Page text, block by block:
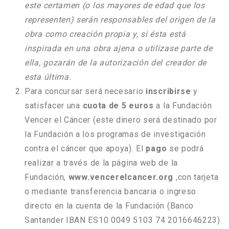
este certamen (o los mayores de edad que los
representen) serán responsables del origen de la
obra como creación propia y, si ésta está
inspirada en una obra ajena o utilizase parte de
ella, gozarán de la autorización del creador de
esta última.
Para concursar será necesario inscribirse y
satisfacer una cuota de 5 euros a la Fundación
Vencer el Cáncer (este dinero será destinado por
la Fundación a los programas de investigación
contra el cáncer que apoya). El pago se podrá
realizar a través de la página web de la
Fundación, www.vencerelcancer.org ,con tarjeta
o mediante transferencia bancaria o ingreso
directo en la cuenta de la Fundación (Banco
Santander IBAN ES10 0049 5103 74 2016646223).